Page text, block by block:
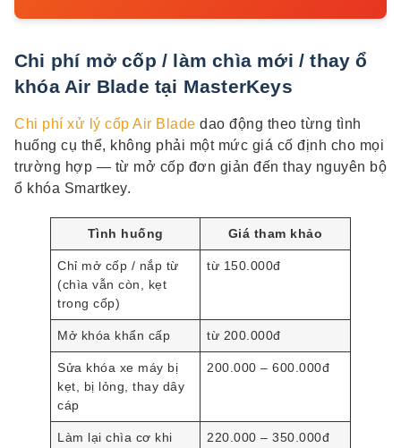
Chi phí mở cốp / làm chìa mới / thay ổ
khóa Air Blade tại MasterKeys
Chi phí xử lý cốp Air Blade dao động theo từng tình
huống cụ thể, không phải một mức giá cố định cho mọi
trường hợp — từ mở cốp đơn giản đến thay nguyên bộ
ổ khóa Smartkey.
Tình huống Giá tham khảo
Chỉ mở cốp / nắp từ
(chìa vẫn còn, kẹt
trong cốp)
từ 150.000đ
Mở khóa khẩn cấp từ 200.000đ
Sửa khóa xe máy bị
kẹt, bị lỏng, thay dây
cáp
200.000 – 600.000đ
Làm lại chìa cơ khi
220.000 – 350.000đ